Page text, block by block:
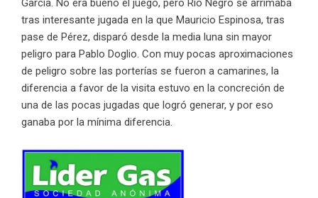
García. No era bueno el juego, pero Río Negro se arrimaba
tras interesante jugada en la que Mauricio Espinosa, tras
pase de Pérez, disparó desde la media luna sin mayor
peligro para Pablo Doglio. Con muy pocas aproximaciones
de peligro sobre las porterías se fueron a camarines, la
diferencia a favor de la visita estuvo en la concreción de
una de las pocas jugadas que logró generar, y por eso
ganaba por la mínima diferencia.